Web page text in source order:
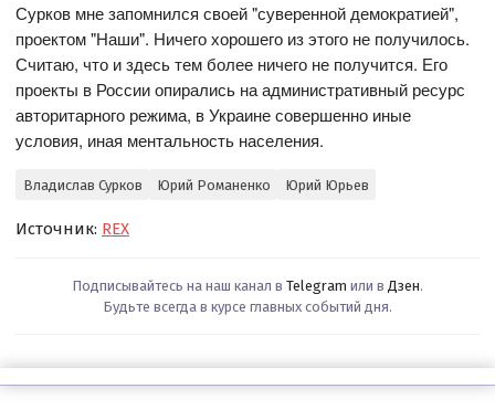
Сурков мне запомнился своей "суверенной демократией",
проектом "Наши". Ничего хорошего из этого не получилось.
Считаю, что и здесь тем более ничего не получится. Его
проекты в России опирались на административный ресурс
авторитарного режима, в Украине совершенно иные
условия, иная ментальность населения.
Владислав Сурков Юрий Романенко Юрий Юрьев
Источник: REX
Подписывайтесь на наш канал в Telegram или в Дзен.
Будьте всегда в курсе главных событий дня.